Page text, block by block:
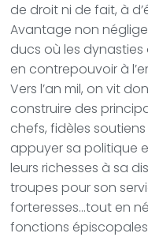
de droit ni de fait, à
Avantage non
ducs où les
en contrepouvoir à
Vers l’an mil, on vit
construire des
chefs, fidèles
appuyer sa politique
leurs richesses à sa
troupes pour son
forteresses…tout en
fonctions